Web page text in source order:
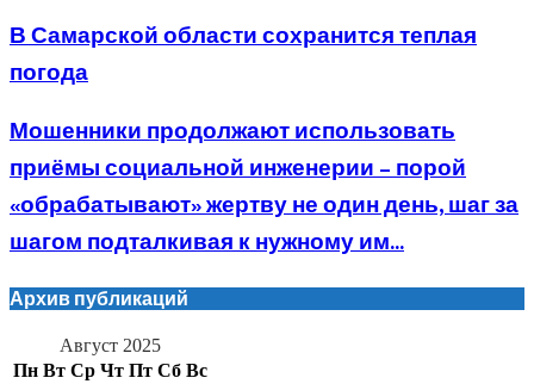
В Самарской области сохранится теплая
погода
Мошенники продолжают использовать
приёмы социальной инженерии – порой
«обрабатывают» жертву не один день, шаг за
шагом подталкивая к нужному им...
Архив публикаций
Август 2025
Пн Вт Ср Чт Пт Сб Вс